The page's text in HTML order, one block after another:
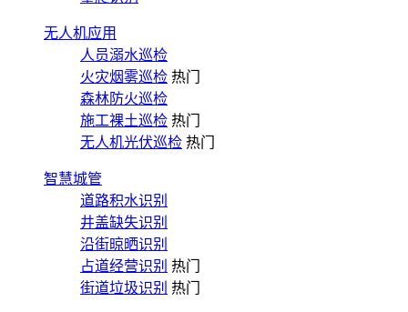
无人机应用
人员溺水巡检
火灾烟雾巡检 热门
森林防火巡检
施工裸土巡检 热门
无人机光伏巡检 热门
智慧城管
道路积水识别
井盖缺失识别
沿街晾晒识别
占道经营识别 热门
街道垃圾识别 热门